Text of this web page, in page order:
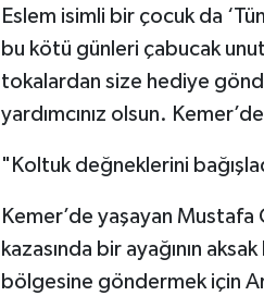
Eslem isimli bir çocuk da
bu kötü günleri çabucak
tokalardan size hediye
yardımcınız olsun.
"Koltuk değneklerini
Kemer’de yaşayan Mustafa
kazasında bir ayağının
bölgesine göndermek için